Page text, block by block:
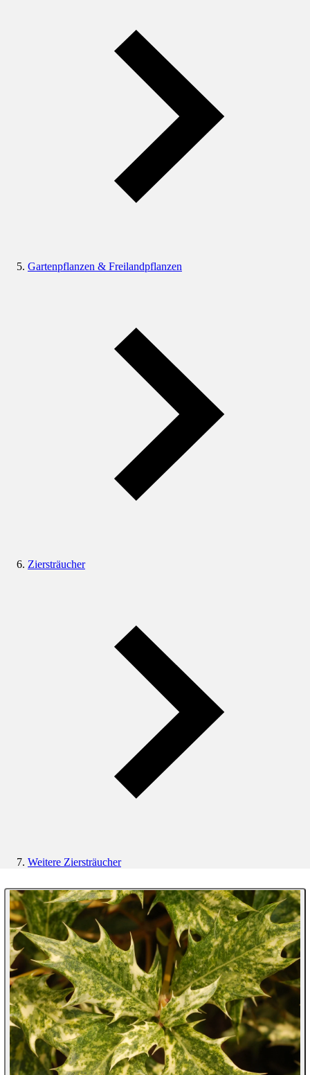
Gartenpflanzen & Freilandpflanzen
Ziersträucher
Weitere Ziersträucher